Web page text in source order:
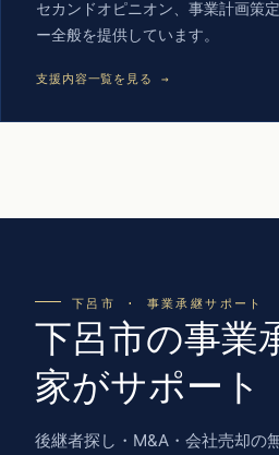
セカンドオピニオン、事業計画策
ー全般を提供しています。
支援内容一覧を見る →
下呂市 · 事業承継サポート
下呂市の事業
家がサポート
後継者探し・M&A・会社売却の